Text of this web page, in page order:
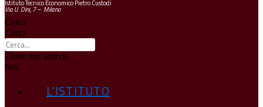
Istituto Tecnico Economico Pietro Custodi
Via U. Dini, 7 – Milano
Cerca
Cerca
Close this search
box.
L’ISTITUTO